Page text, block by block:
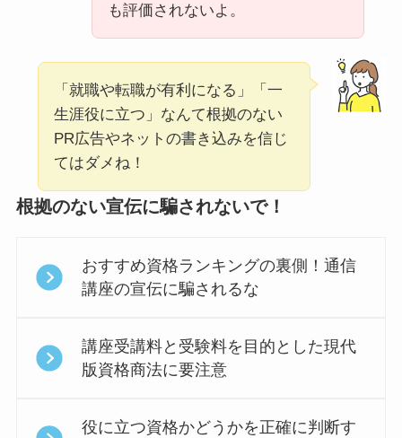
も評価されないよ。
「就職や転職が有利になる」「一
生涯役に立つ」なんて根拠のない
PR広告やネットの書き込みを信じ
てはダメね！
根拠のない宣伝に騙されないで！
おすすめ資格ランキングの裏側！通信
講座の宣伝に騙されるな
講座受講料と受験料を目的とした現代
版資格商法に要注意
役に立つ資格かどうかを正確に判断す